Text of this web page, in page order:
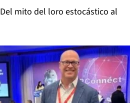
Del mito del loro estocástico al